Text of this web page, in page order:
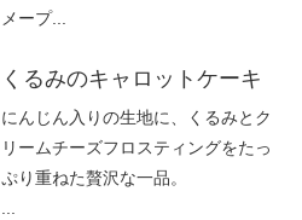
メープ...
くるみのキャロットケーキ
にんじん入りの生地に、くるみとク
リームチーズフロスティングをたっ
ぷり重ねた贅沢な一品。
...